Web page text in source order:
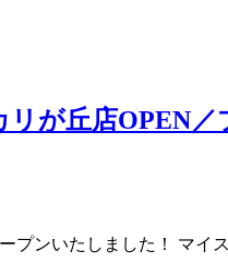
リが丘店OPEN
プンいたしました！ マ